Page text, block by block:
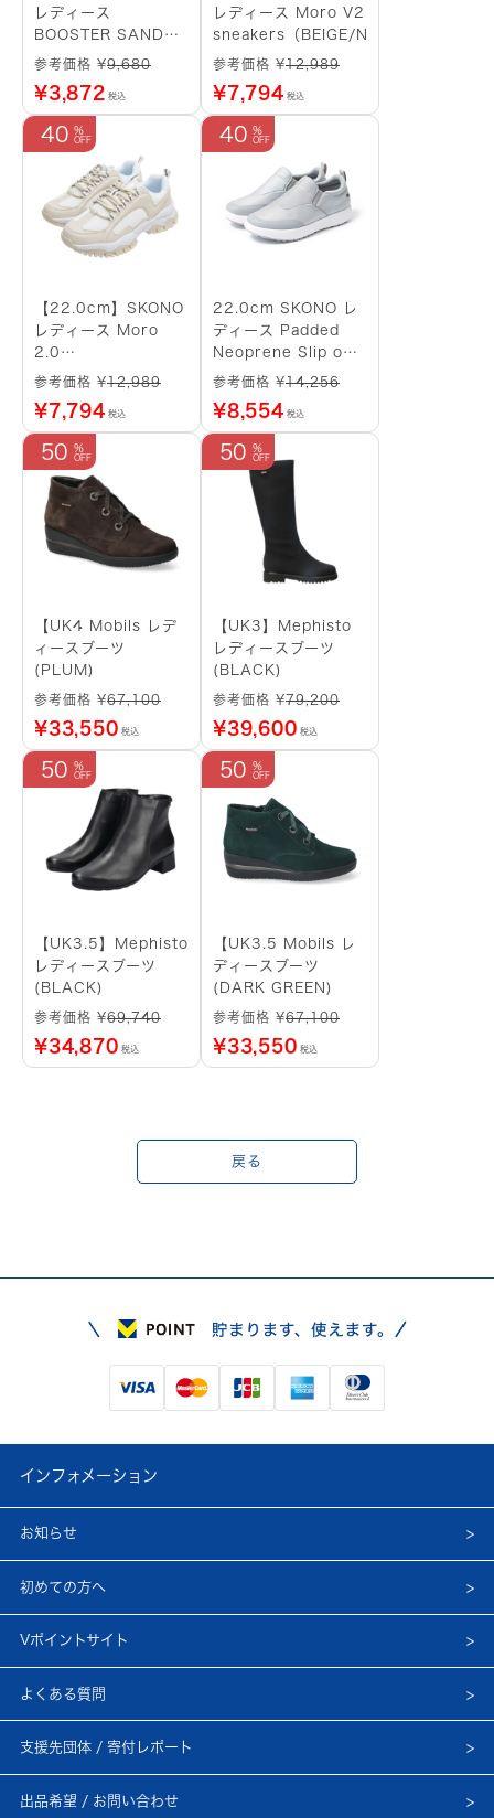
レディース
BOOSTER SANDAL
HARAJUKU
参考価格 ¥9,680
¥3,872 税込
レディース Moro V2
sneakers（BEIGE/NAVY）
参考価格 ¥12,989
¥7,794 税込
40
【22.0cm】SKONO
レディース Moro
2.0
Sneakers（PINK
参考価格 ¥12,989
¥7,794 税込
40
22.0cm SKONO レ
ディース Padded
Neoprene Slip on
Shoes（GREY）
参考価格 ¥14,256
¥8,554 税込
50
【UK4 Mobils レデ
ィースブーツ
(PLUM)
参考価格 ¥67,100
¥33,550 税込
50
【UK3】Mephisto
レディースブーツ
(BLACK)
参考価格 ¥79,200
¥39,600 税込
50
【UK3.5】Mephisto
レディースブーツ
(BLACK)
参考価格 ¥69,740
¥34,870 税込
50
【UK3.5 Mobils レ
ディースブーツ
(DARK GREEN)
参考価格 ¥67,100
¥33,550 税込
戻る
インフォメーション
お知らせ
初めての方へ
Vポイントサイト
よくある質問
支援先団体 / 寄付レポート
出品希望 / お問い合わせ